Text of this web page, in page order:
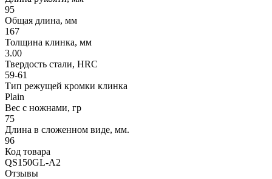
95
Общая длина, мм
167
Толщина клинка, мм
3.00
Твердость стали, HRC
59-61
Тип режущей кромки клинка
Plain
Вес с ножнами, гр
75
Длина в сложенном виде, мм.
96
Код товара
QS150GL-A2
Отзывы